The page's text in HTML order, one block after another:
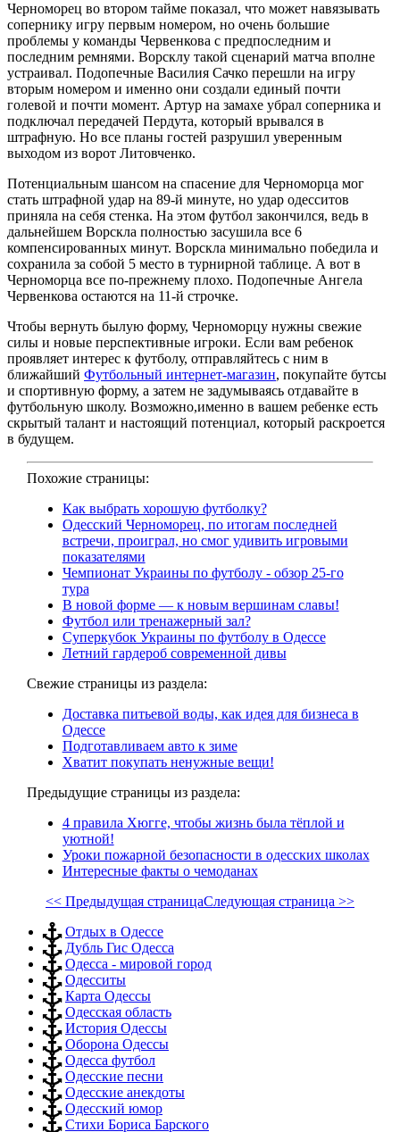
Черноморец во втором тайме показал, что может навязывать
сопернику игру первым номером, но очень большие
проблемы у команды Червенкова с предпоследним и
последним ремнями. Ворсклу такой сценарий матча вполне
устраивал. Подопечные Василия Сачко перешли на игру
вторым номером и именно они создали единый почти
голевой и почти момент. Артур на замахе убрал соперника и
подключал передачей Пердута, который врывался в
штрафную. Но все планы гостей разрушил уверенным
выходом из ворот Литовченко.
Потенциальным шансом на спасение для Черноморца мог
стать штрафной удар на 89-й минуте, но удар одесситов
приняла на себя стенка. На этом футбол закончился, ведь в
дальнейшем Ворскла полностью засушила все 6
компенсированных минут. Ворскла минимально победила и
сохранила за собой 5 место в турнирной таблице. А вот в
Черноморца все по-прежнему плохо. Подопечные Ангела
Червенкова остаются на 11-й строчке.
Чтобы вернуть былую форму, Черноморцу нужны свежие
силы и новые перспективные игроки. Если вам ребенок
проявляет интерес к футболу, отправляйтесь с ним в
ближайший Футбольный интернет-магазин, покупайте бутсы
и спортивную форму, а затем не задумываясь отдавайте в
футбольную школу. Возможно,именно в вашем ребенке есть
скрытый талант и настоящий потенциал, который раскроется
в будущем.
Похожие страницы:
Как выбрать хорошую футболку?
Одесский Черноморец, по итогам последней
встречи, проиграл, но смог удивить игровыми
показателями
Чемпионат Украины по футболу - обзор 25-го
тура
В новой форме — к новым вершинам славы!
Футбол или тренажерный зал?
Суперкубок Украины по футболу в Одессе
Летний гардероб современной дивы
Свежие страницы из раздела:
Доставка питьевой воды, как идея для бизнеса в
Одессе
Подготавливаем авто к зиме
Хватит покупать ненужные вещи!
Предыдущие страницы из раздела:
4 правила Хюгге, чтобы жизнь была тёплой и
уютной!
Уроки пожарной безопасности в одесских школах
Интересные факты о чемоданах
<< Предыдущая страницаСледующая страница >>
Отдых в Одессе
Дубль Гис Одесса
Одесса - мировой город
Одесситы
Карта Одессы
Одесская область
История Одессы
Оборона Одессы
Одесса футбол
Одесские песни
Одесские анекдоты
Одесский юмор
Стихи Бориса Барского